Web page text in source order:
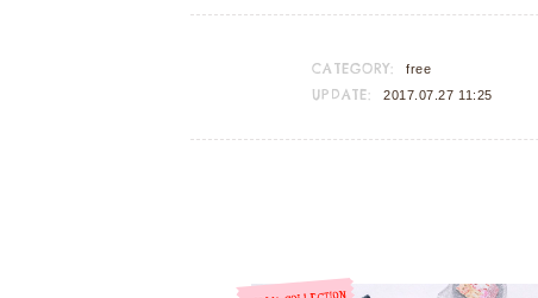
CATEGORY: free
UPDATE: 2017.07.27 11:25